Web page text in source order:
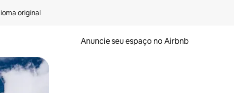
original
Anuncie seu espaço no Airbnb